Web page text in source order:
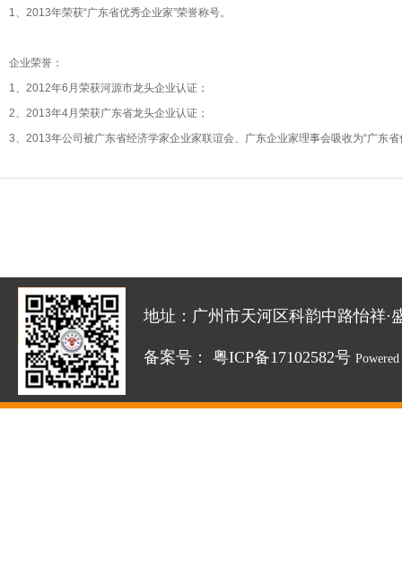
1、2013年荣获“广东省优秀企业家”荣誉称号。
企业荣誉：
1、2012年6月荣获河源市龙头企业认证；
2、2013年4月荣获广东省龙头企业认证；
3、2013年公司被广东省经济学家企业家联谊会、广东企业家理事会吸收为“广东
地址：广州市天河区科韵中路怡祥·
备案号： 粤ICP备17102582号